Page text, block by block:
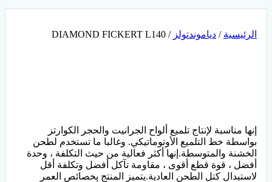
الرئيسية / دياموندتولز / DIAMOND FICKERT L140
إنها مناسبة لإنتاج تلميع ألواح الجرانيت والحجر الكوارتز
بواسطة خط التلميع الأوتوماتيكي. وغالبا ما تستخدم لطحن
الخشنة والمتوسطة.إنها أكثر فعالية من حيث التكلفة ، وحدة
أفضل ، قوة قطع أقوى ، مقاومة تآكل أفضل وتكلفة أقل
لاستبدال كتل الطحن العادية.يتميز المنتج بخصائص العمر